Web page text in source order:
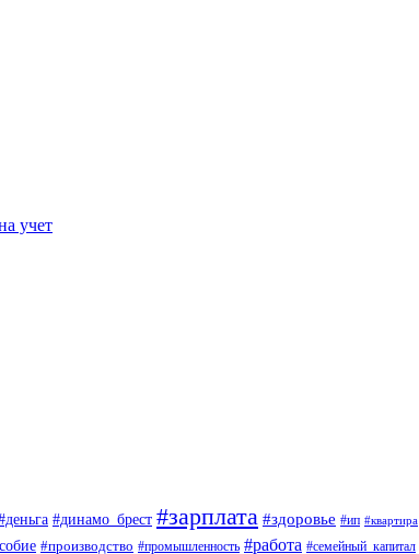
учет
#динамо_брест #зарплата #здоровье #ип #квартира
#производство #промышленность #работа #семейный_капитал